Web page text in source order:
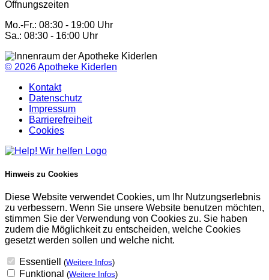
Öffnungszeiten
Mo.-Fr.: 08:30 - 19:00 Uhr
Sa.: 08:30 - 16:00 Uhr
© 2026Apotheke Kiderlen
Kontakt
Datenschutz
Impressum
Barrierefreiheit
Cookies
Hinweis zu Cookies
Diese Website verwendet Cookies, um Ihr Nutzungserlebnis
zu verbessern. Wenn Sie unsere Website benutzen möchten,
stimmen Sie der Verwendung von Cookies zu. Sie haben
zudem die Möglichkeit zu entscheiden, welche Cookies
gesetzt werden sollen und welche nicht.
Essentiell (Weitere Infos)
Funktional (Weitere Infos)